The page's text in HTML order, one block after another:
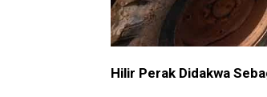
Hilir Perak Didakwa